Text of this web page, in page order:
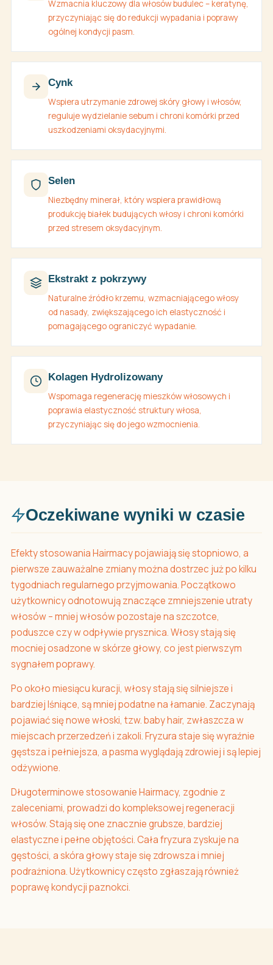
Wzmacnia kluczowy dla włosów budulec – keratynę,
przyczyniając się do redukcji wypadania i poprawy
ogólnej kondycji pasm.
Cynk
Wspiera utrzymanie zdrowej skóry głowy i włosów,
reguluje wydzielanie sebum i chroni komórki przed
uszkodzeniami oksydacyjnymi.
Selen
Niezbędny minerał, który wspiera prawidłową
produkcję białek budujących włosy i chroni komórki
przed stresem oksydacyjnym.
Ekstrakt z pokrzywy
Naturalne źródło krzemu, wzmacniającego włosy
od nasady, zwiększającego ich elastyczność i
pomagającego ograniczyć wypadanie.
Kolagen Hydrolizowany
Wspomaga regenerację mieszków włosowych i
poprawia elastyczność struktury włosa,
przyczyniając się do jego wzmocnienia.
Oczekiwane wyniki w czasie
Efekty stosowania Hairmacy pojawiają się stopniowo, a
pierwsze zauważalne zmiany można dostrzec już po kilku
tygodniach regularnego przyjmowania. Początkowo
użytkownicy odnotowują znaczące zmniejszenie utraty
włosów – mniej włosów pozostaje na szczotce,
poduszce czy w odpływie prysznica. Włosy stają się
mocniej osadzone w skórze głowy, co jest pierwszym
sygnałem poprawy.
Po około miesiącu kuracji, włosy stają się silniejsze i
bardziej lśniące, są mniej podatne na łamanie. Zaczynają
pojawiać się nowe włoski, tzw. baby hair, zwłaszcza w
miejscach przerzedzeń i zakoli. Fryzura staje się wyraźnie
gęstsza i pełniejsza, a pasma wyglądają zdrowiej i są lepiej
odżywione.
Długoterminowe stosowanie Hairmacy, zgodnie z
zaleceniami, prowadzi do kompleksowej regeneracji
włosów. Stają się one znacznie grubsze, bardziej
elastyczne i pełne objętości. Cała fryzura zyskuje na
gęstości, a skóra głowy staje się zdrowsza i mniej
podrażniona. Użytkownicy często zgłaszają również
poprawę kondycji paznokci.